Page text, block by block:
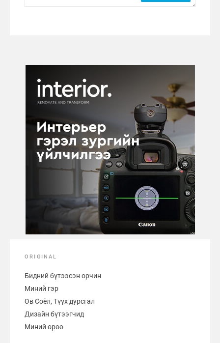
ORIGINAL
Бидний бүтээсэн орчин
Миний гэр
Өв Соёл, Түүх дурсгал
Дизайн бүтээгчид
Миний өрөө